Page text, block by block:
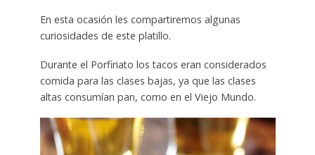
En esta ocasión les compartiremos algunas
curiosidades de este platillo.
Durante el Porfiriato los tacos eran considerados
comida para las clases bajas, ya que las clases
altas consumían pan, como en el Viejo Mundo.